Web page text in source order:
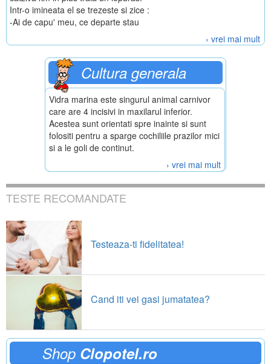
Intr-o imineata el se trezeste si zice :
-Ai de capu' meu, ce departe stau
› vrei mai mult
Cultura generala
Vidra marina este singurul animal carnivor
care are 4 incisivi in maxilarul inferior.
Acestea sunt orientati spre inainte si sunt
folositi pentru a sparge cochiliile prazilor mici
si a le goli de continut.
› vrei mai mult
TESTE RECOMANDATE
Testeaza-ti fidelitatea!
Cand iti vei gasi jumatatea?
Shop Clopotel.ro